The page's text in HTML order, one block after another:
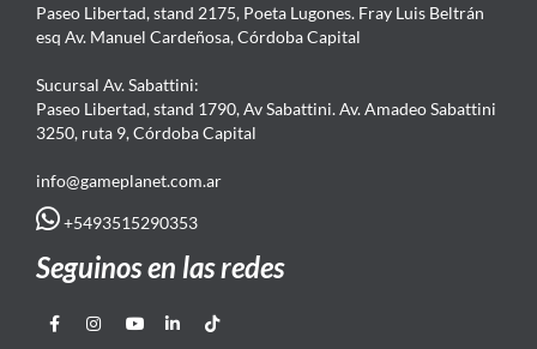
Paseo Libertad, stand 2175, Poeta Lugones. Fray Luis Beltrán
esq Av. Manuel Cardeñosa, Córdoba Capital
Sucursal Av. Sabattini:
Paseo Libertad, stand 1790, Av Sabattini. Av. Amadeo Sabattini
3250, ruta 9, Córdoba Capital
info@gameplanet.com.ar
+5493515290353
Seguinos en las redes